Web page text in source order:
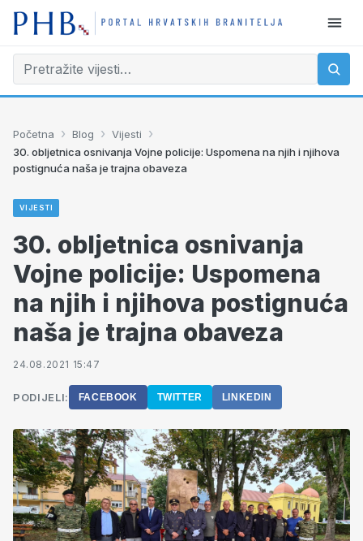
Početna › Blog › Vijesti ›
30. obljetnica osnivanja Vojne policije: Uspomena na njih i njihova
postignuća naša je trajna obaveza
VIJESTI
30. obljetnica osnivanja
Vojne policije: Uspomena
na njih i njihova postignuća
naša je trajna obaveza
24.08.2021 15:47
PODIJELI: FACEBOOK TWITTER LINKEDIN